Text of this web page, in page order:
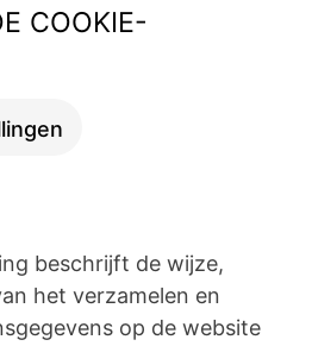
COOKIE-
beschrijft de wijze,
het verzamelen en
op de website